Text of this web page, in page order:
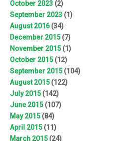
October 2023 (2)
September 2023 (1)
August 2016(34)
December 2015(7)
November 2015(1)
October 2015(12)
September 2015(104)
August 2015(122)
July 2015(142)
June 2015(107)
May 2015(84)
April 2015(11)
March 2015(24)